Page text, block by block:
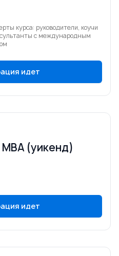
курса: руководители, коучи
с международным
идет
(уикенд)
идет